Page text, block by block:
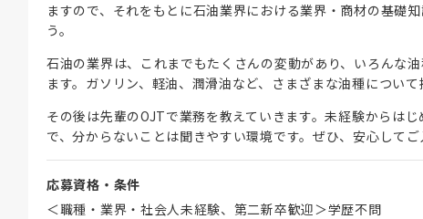
ますので、それをもとに石油業界における業界・商材の基礎
う。
石油の業界は、これまでもたくさんの変動があり、いろんな
ます。ガソリン、軽油、潤滑油など、さまざまな油種について
その後は先輩のOJTで業務を教えていきます。未経験からは
で、分からないことは聞きやすい環境です。ぜひ、安心してご
応募資格・条件
＜職種・業界・社会人未経験、第二新卒歓迎＞学歴不問